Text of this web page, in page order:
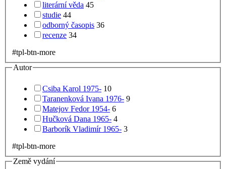
literární věda 45
studie 44
odborný časopis 36
recenze 34
#tpl-btn-more
Autor
Csiba Karol 1975- 10
Taranenková Ivana 1976- 9
Matejov Fedor 1954- 6
Hučková Dana 1965- 4
Barborík Vladimír 1965- 3
#tpl-btn-more
Země vydání